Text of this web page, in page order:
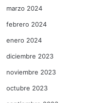
marzo 2024
febrero 2024
enero 2024
diciembre 2023
noviembre 2023
octubre 2023